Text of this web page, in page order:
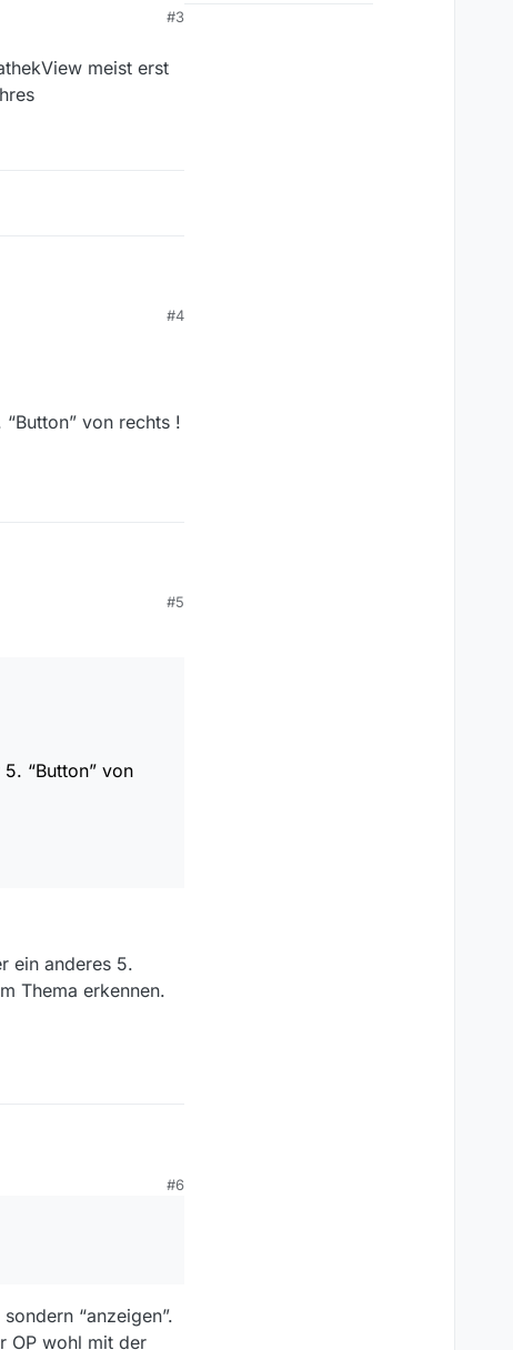
#3
meist erst
ihres Tagesprogramms#4
“Button” von rechts !
#5
5. “Button” von
ein anderes 5.
Thema erkennen.
erkennen.
#6
“anzeigen”.
OP wohl mit der